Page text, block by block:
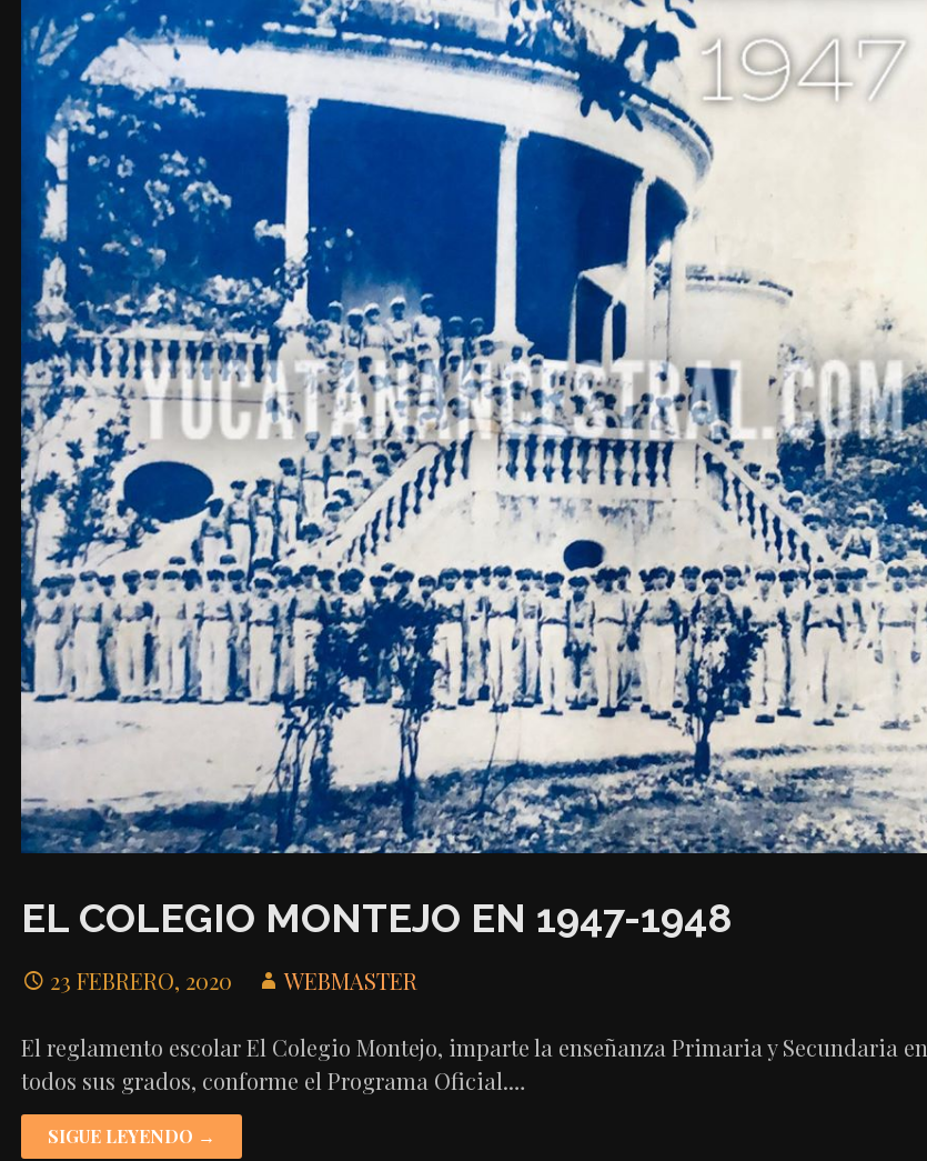
EL COLEGIO MONTEJO EN 1947-1948
23 FEBRERO, 2020 WEBMASTER
El reglamento escolar El Colegio Montejo, imparte la enseñanza Primaria y Secundaria en
todos sus grados, conforme el Programa Oficial.…
SIGUE LEYENDO →